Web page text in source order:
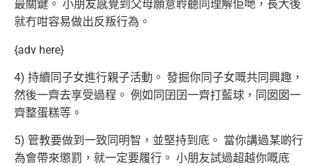
最關鍵。 小朋友感覺到父母願意聆聽同理解佢哋，長大後
就冇咁容易做出反叛行為。
{adv here}
4) 持續同子女進行親子活動。 發掘你同子女嘅共同興趣，
然後一齊去享受過程。 例如同囝囝一齊打藍球，同囡囡一
齊整蛋糕等。
5) 管教要做到一致同明智，並堅持到底。 當你講過某啲行
為會帶來懲罰，就一定要履行。 小朋友試過超越你嘅底